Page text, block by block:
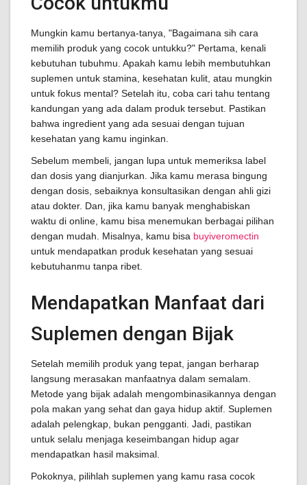
Mungkin kamu bertanya-tanya, "Bagaimana sih cara
memilih produk yang cocok untukku?" Pertama, kenali
kebutuhan tubuhmu. Apakah kamu lebih membutuhkan
suplemen untuk stamina, kesehatan kulit, atau mungkin
untuk fokus mental? Setelah itu, coba cari tahu tentang
kandungan yang ada dalam produk tersebut. Pastikan
bahwa ingredient yang ada sesuai dengan tujuan
kesehatan yang kamu inginkan.
Sebelum membeli, jangan lupa untuk memeriksa label
dan dosis yang dianjurkan. Jika kamu merasa bingung
dengan dosis, sebaiknya konsultasikan dengan ahli gizi
atau dokter. Dan, jika kamu banyak menghabiskan
waktu di online, kamu bisa menemukan berbagai pilihan
dengan mudah. Misalnya, kamu bisa buyiveromectin
untuk mendapatkan produk kesehatan yang sesuai
kebutuhanmu tanpa ribet.
Mendapatkan Manfaat dari
Suplemen dengan Bijak
Setelah memilih produk yang tepat, jangan berharap
langsung merasakan manfaatnya dalam semalam.
Metode yang bijak adalah mengombinasikannya dengan
pola makan yang sehat dan gaya hidup aktif. Suplemen
adalah pelengkap, bukan pengganti. Jadi, pastikan
untuk selalu menjaga keseimbangan hidup agar
mendapatkan hasil maksimal.
Pokoknya, pilihlah suplemen yang kamu rasa cocok